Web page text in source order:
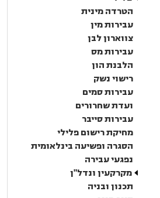
הטרדה מינית
עבירות מין
צווארון לבן
עבירות מס
הלבנת הון
רישוי נשק
עבירות סמים
ועדת שחרורים
עבירות סייבר
מחיקת רישום פלילי
הסגרה ופשיעה בינלאומית
נפגעי עבירה
מקרקעין ונדל"ן
תכנון ובניה